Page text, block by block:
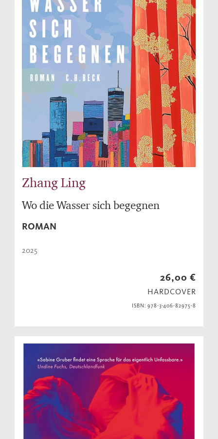
Zhang Ling
Wo die Wasser sich begegnen
ROMAN
2025
26,00 €
HARDCOVER
ISBN: 978-3-406-82975-8